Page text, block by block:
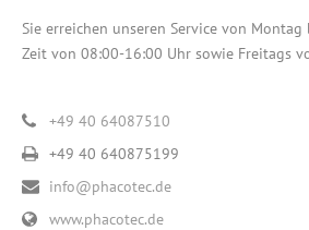
Sie erreichen unseren Service von
Zeit von 08:00-16:00 Uhr sowie Freitags
+49 40 64087510
+49 40 640875199
info@phacotec.de
www.phacotec.de